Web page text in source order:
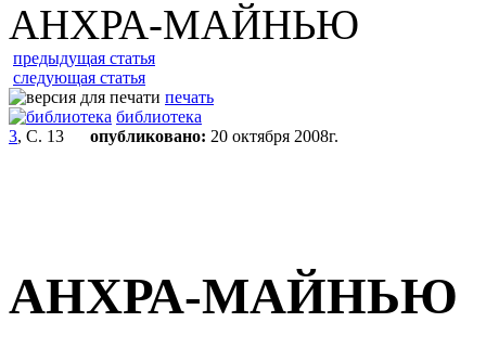
АНХРА-МАЙНЬЮ
предыдущая статья
следующая статья
печать
библиотека
3, С. 13 опубликовано: 20 октября 2008г.
АНХРА-МАЙНЬЮ